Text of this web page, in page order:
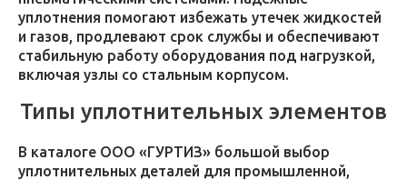
уплотнения помогают избежать утечек жидкостей
и газов, продлевают срок службы и обеспечивают
стабильную работу оборудования под нагрузкой,
включая узлы со стальным корпусом.
Типы уплотнительных элементов
В каталоге ООО «ГУРТИЗ» большой выбор
уплотнительных деталей для промышленной,